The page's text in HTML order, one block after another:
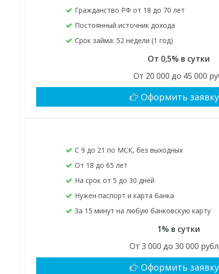
Гражданство РФ от 18 до 70 лет
Постоянный источник дохода
Срок займа: 52 недели (1 год)
От 0,5% в сутки
От 20 000 до 45 000
Оформить заявку
С 9 до 21 по МСК, без выходных
От 18 до 65 лет
На срок от 5 до 30 дней
Нужен паспорт и карта банка
За 15 минут на любую банковскую карту
1% в сутки
От 3 000 до 30 000
Оформить заявку